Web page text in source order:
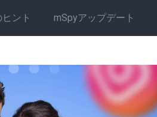
ント mSpyアップデート